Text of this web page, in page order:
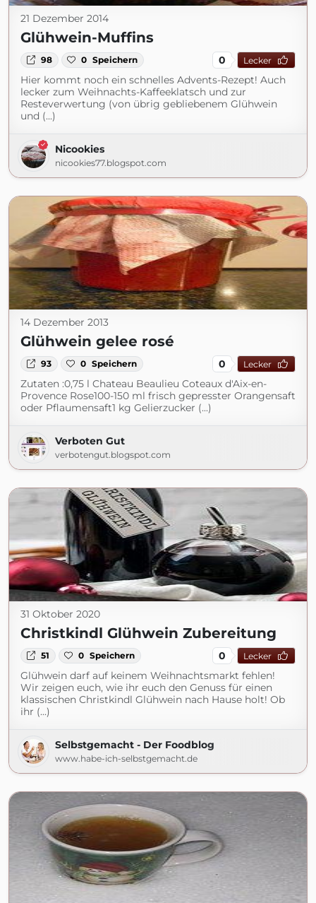
21 Dezember 2014
Glühwein-Muffins
98 0 Speichern 0 Lecker
Hier kommt noch ein schnelles Advents-Rezept! Auch
lecker zum Weihnachts-Kaffeeklatsch und zur
Resteverwertung (von übrig gebliebenem Glühwein
und (...)
Nicookies
nicookies77.blogspot.com
14 Dezember 2013
Glühwein gelee rosé
93 0 Speichern 0 Lecker
Zutaten :0,75 l Chateau Beaulieu Coteaux d'Aix-en-
Provence Rose100-150 ml frisch gepresster Orangensaft
oder Pflaumensaft1 kg Gelierzucker (...)
Verboten Gut
verbotengut.blogspot.com
31 Oktober 2020
Christkindl Glühwein Zubereitung
51 0 Speichern 0 Lecker
Glühwein darf auf keinem Weihnachtsmarkt fehlen!
Wir zeigen euch, wie ihr euch den Genuss für einen
klassischen Christkindl Glühwein nach Hause holt! Ob
ihr (...)
Selbstgemacht - Der Foodblog
www.habe-ich-selbstgemacht.de